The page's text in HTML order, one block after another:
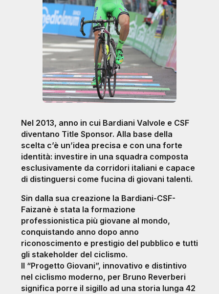
Nel 2013, anno in cui Bardiani Valvole e CSF
diventano Title Sponsor. Alla base della
scelta c’è un’idea precisa e con una forte
identità: investire in una squadra composta
esclusivamente da corridori italiani e capace
di distinguersi come fucina di giovani talenti.
Sin dalla sua creazione la Bardiani-CSF-
Faizanè è stata la formazione
professionistica più giovane al mondo,
conquistando anno dopo anno
riconoscimento e prestigio del pubblico e tutti
gli stakeholder del ciclismo.
Il “Progetto Giovani”, innovativo e distintivo
nel ciclismo moderno, per Bruno Reverberi
significa porre il sigillo ad una storia lunga 42